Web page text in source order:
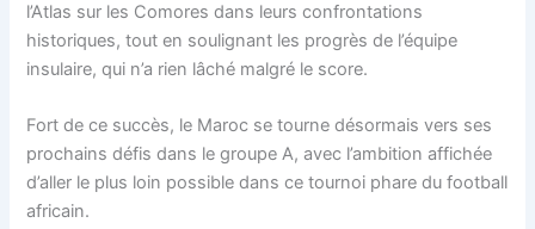
l’Atlas sur les Comores dans leurs confrontations
historiques, tout en soulignant les progrès de l’équipe
insulaire, qui n’a rien lâché malgré le score.
Fort de ce succès, le Maroc se tourne désormais vers ses
prochains défis dans le groupe A, avec l’ambition affichée
d’aller le plus loin possible dans ce tournoi phare du football
africain.